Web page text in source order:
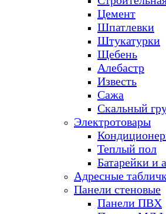
Цемент
Шпатлевки
Штукатурки
Щебень
Алебастр
Известь
Сажа
Скальный
Электротовары
Теплый пол
Батарейки и
Адресные
Панели стеновые
Панели ПВХ